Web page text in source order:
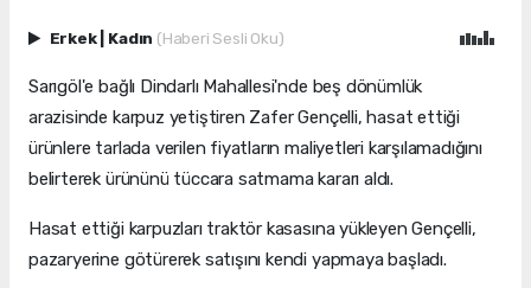
Erkek Kadın (Haberi Sesli Oku)
Sarıgöl'e bağlı Dindarlı Mahallesi'nde beş dönümlük
arazisinde karpuz yetiştiren Zafer Gençelli, hasat ettiği
ürünlere tarlada verilen fiyatların maliyetleri karşılamadığını
belirterek ürününü tüccara satmama kararı aldı.
Hasat ettiği karpuzları traktör kasasına yükleyen Gençelli,
pazaryerine götürerek satışını kendi yapmaya başladı.